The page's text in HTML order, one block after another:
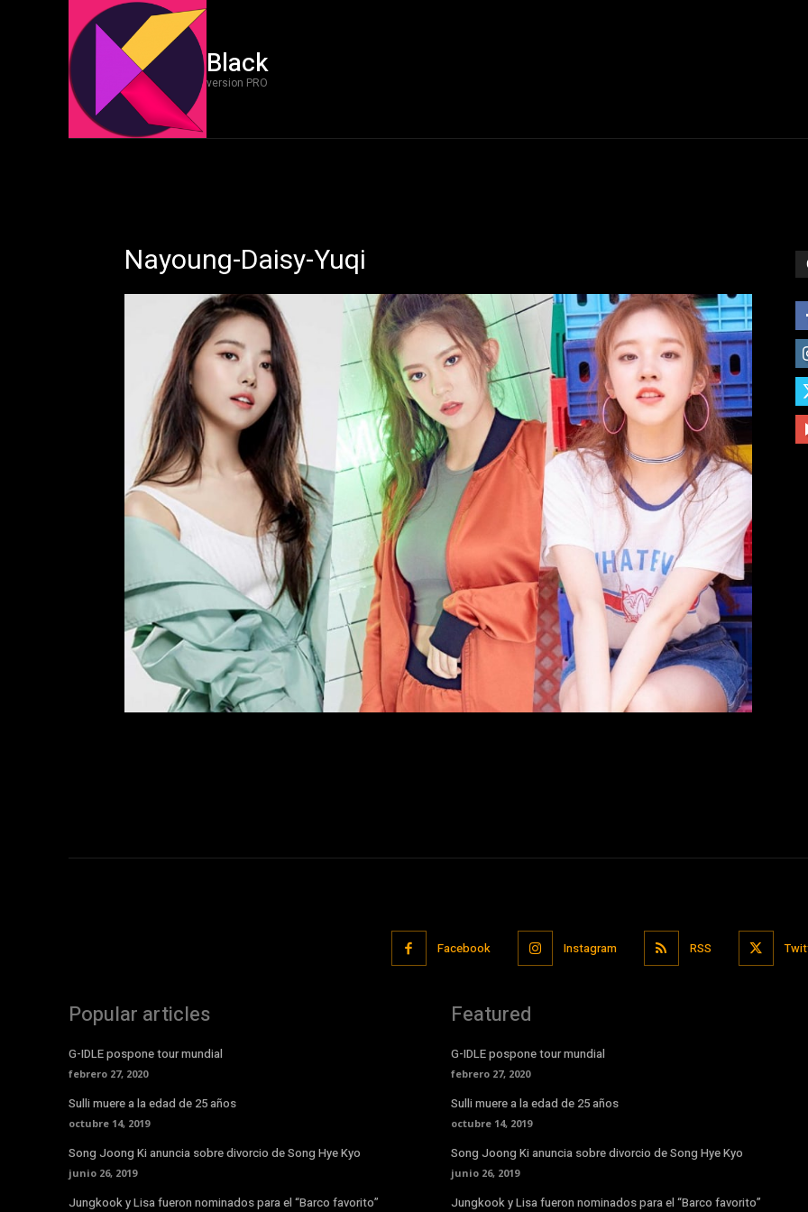
Black
version PRO
Nayoung-Daisy-Yuqi
Facebook Instagram RSS
Popular articles
G-IDLE pospone tour mundial
febrero 27, 2020
Sulli muere a la edad de 25 años
octubre 14, 2019
Song Joong Ki anuncia sobre divorcio de Song Hye Kyo
junio 26, 2019
Jungkook y Lisa fueron nominados para el “Barco favorito”
Featured
G-IDLE pospone tour mundial
febrero 27, 2020
Sulli muere a la edad de 25 años
octubre 14, 2019
Song Joong Ki anuncia sobre divorcio de Song Hye Kyo
junio 26, 2019
Jungkook y Lisa fueron nominados para el “Barco favorito”